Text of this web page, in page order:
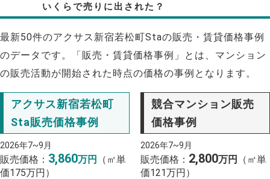
いくらで売りに出された？
最新50件のアクサス新宿若松町Staの販売・賃貸価格事例
のデータです。「販売・賃貸価格事例」とは、マンション
の販売活動が開始された時点の価格の事例となります。
アクサス新宿若松町
Sta販売価格事例
2026年7~9月
販売価格： 3,860万円
（㎡単
価175万円）
競合マンション販売
価格事例
2026年7~9月
販売価格： 2,800万円
（㎡単
価121万円）